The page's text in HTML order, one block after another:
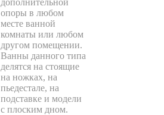
опоры в любом
месте ванной
комнаты или любом
другом помещении.
Ванны данного типа
делятся на стоящие
на ножках, на
пьедестале, на
подставке и модели
с плоским дном.